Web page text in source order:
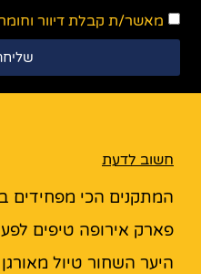
מאשר/ת קבלת דיוור
חשוב לדעת
המתקנים הכי מפחידים
פארק אירופה טיפים
היער השחור טיול